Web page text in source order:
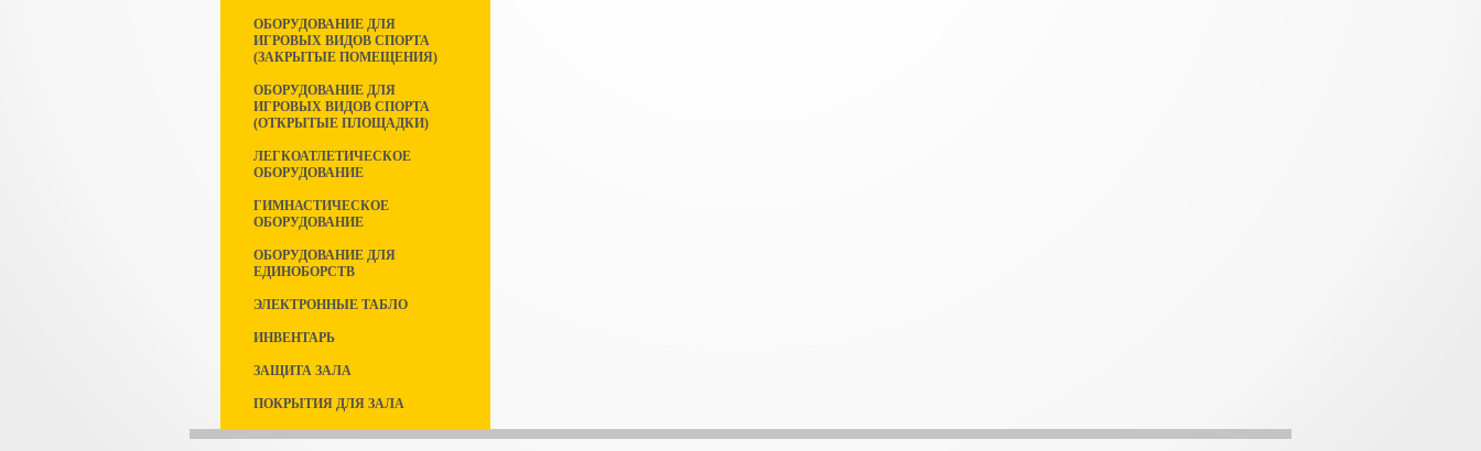
ОБОРУДОВАНИЕ ДЛЯ
ИГРОВЫХ ВИДОВ СПОРТА
(ЗАКРЫТЫЕ ПОМЕЩЕНИЯ)
ОБОРУДОВАНИЕ ДЛЯ
ИГРОВЫХ ВИДОВ СПОРТА
(ОТКРЫТЫЕ ПЛОЩАДКИ)
ЛЕГКОАТЛЕТИЧЕСКОЕ
ОБОРУДОВАНИЕ
ГИМНАСТИЧЕСКОЕ
ОБОРУДОВАНИЕ
ОБОРУДОВАНИЕ ДЛЯ
ЕДИНОБОРСТВ
ЭЛЕКТРОННЫЕ ТАБЛО
ИНВЕНТАРЬ
ЗАЩИТА ЗАЛА
ПОКРЫТИЯ ДЛЯ ЗАЛА